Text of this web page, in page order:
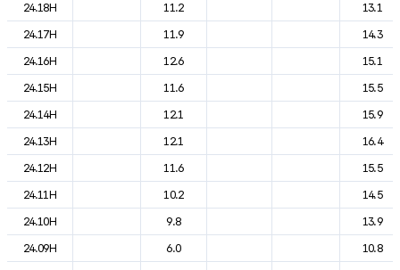
24.18H
11.2
13.1
24.17H
11.9
14.3
24.16H
12.6
15.1
24.15H
11.6
15.5
24.14H
12.1
15.9
24.13H
12.1
16.4
24.12H
11.6
15.5
24.11H
10.2
14.5
24.10H
9.8
13.9
24.09H
6.0
10.8